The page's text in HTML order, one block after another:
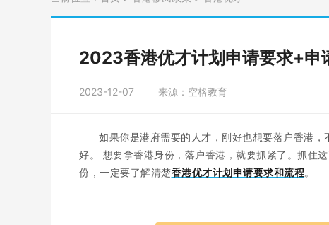
2023香港优才计划申请要求+申
2023-12-07 来源：空格教育
如果你是港府需要的人才，刚好也想要落户香港
好。 想要拿香港身份，落户香港，就要抓紧了。抓住
份，一定要了解清楚香港优才计划申请要求和流程。